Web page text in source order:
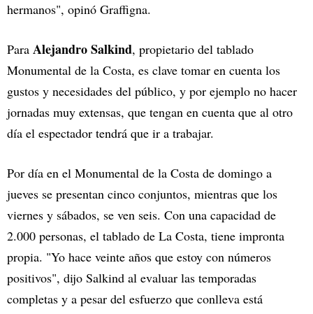
hermanos", opinó Graffigna.
Para Alejandro Salkind, propietario del tablado
Monumental de la Costa, es clave tomar en cuenta los
gustos y necesidades del público, y por ejemplo no hacer
jornadas muy extensas, que tengan en cuenta que al otro
día el espectador tendrá que ir a trabajar.
Por día en el Monumental de la Costa de domingo a
jueves se presentan cinco conjuntos, mientras que los
viernes y sábados, se ven seis. Con una capacidad de
2.000 personas, el tablado de La Costa, tiene impronta
propia. "Yo hace veinte años que estoy con números
positivos", dijo Salkind al evaluar las temporadas
completas y a pesar del esfuerzo que conlleva está